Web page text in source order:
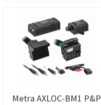
Metra AXLOC-BM1 P&P